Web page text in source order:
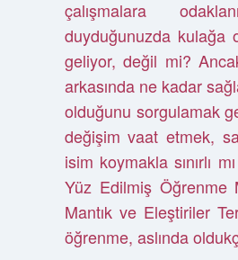
çalışmalara
duyduğunuzda kulağa
geliyor, değil mi?
arkasında ne kadar
olduğunu sorgulamak
değişim vaat etmek,
isim koymakla sınırlı
Yüz Edilmiş Öğrenme
Mantık ve Eleştiriler
öğrenme, aslında